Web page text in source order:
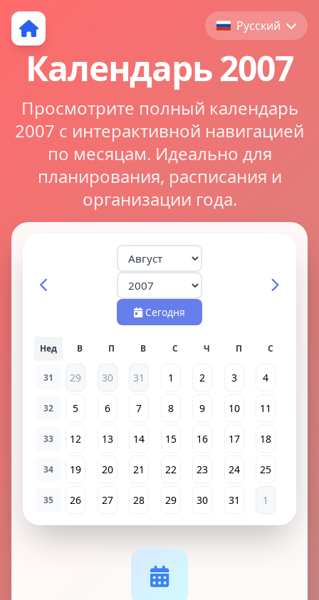
Русский
Календарь 2007
Просмотрите полный календарь
2007 с интерактивной навигацией
по месяцам. Идеально для
планирования, расписания и
организации года.
Сегодня
Нед
31 29 30 31 1 2 3 4
32 5 6 7 8 9 10 11
33 12 13 14 15 16 17 18
34 19 20 21 22 23 24 25
35 26 27 28 29 30 31 1